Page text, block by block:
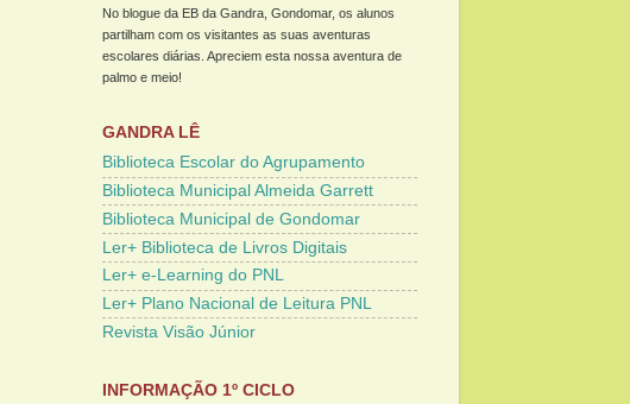
No blogue da EB da Gandra, Gondomar, os alunos
partilham com os visitantes as suas aventuras
escolares diárias. Apreciem esta nossa aventura de
palmo e meio!
GANDRA LÊ
Biblioteca Escolar do Agrupamento
Biblioteca Municipal Almeida Garrett
Biblioteca Municipal de Gondomar
Ler+ Biblioteca de Livros Digitais
Ler+ e-Learning do PNL
Ler+ Plano Nacional de Leitura PNL
Revista Visão Júnior
INFORMAÇÃO 1º CICLO